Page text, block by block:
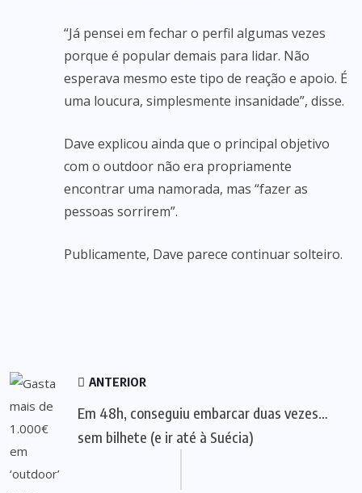
“Já pensei em fechar o perfil algumas vezes
porque é popular demais para lidar. Não
esperava mesmo este tipo de reação e apoio. É
uma loucura, simplesmente insanidade”, disse.
Dave explicou ainda que o principal objetivo
com o outdoor não era propriamente
encontrar uma namorada, mas “fazer as
pessoas sorrirem”.
Publicamente, Dave parece continuar solteiro.
ANTERIOR
Em 48h, conseguiu embarcar duas vezes…
sem bilhete (e ir até à Suécia)